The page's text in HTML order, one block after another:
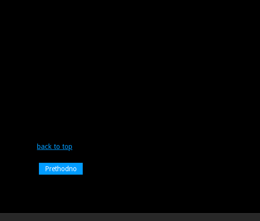
back to top
Prethodno